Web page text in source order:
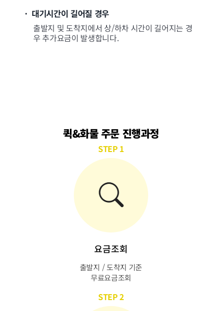
· 대기시간이 길어질 경우
출발지 및 도착지에서 상/하차 시간이 길어지는 경
우 추가요금이 발생합니다.
퀵&화물 주문 진행과정
STEP 1
요금조회
출발지 / 도착지 기준
무료요금조회
STEP 2